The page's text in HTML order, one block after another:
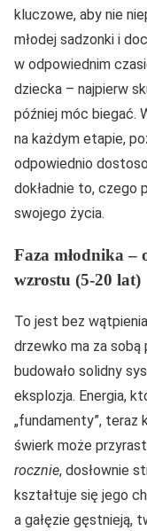
kluczowe, aby nie
młodej sadzonki i
w odpowiednim
dziecka – najpierw
później móc biegać.
na każdym etapie,
odpowiednio
dokładnie to, czego
swojego życia.
Faza młodnika –
wzrostu (5-20 lat)
To jest bez wątpienia
drzewko ma za
budowało solidny
eksplozja. Energia,
„fundamenty”, teraz
świerk może
rocznie, dosłownie
kształtuje się jego
a gałęzie gęstnieją,